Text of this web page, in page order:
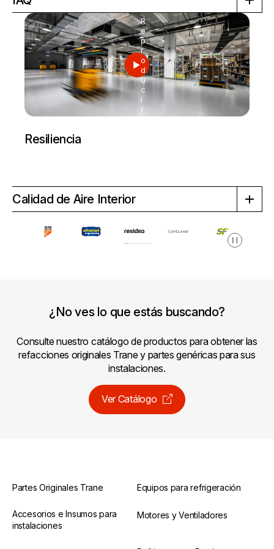
R
e
p
r
o
d
u
c
i
r
Resiliencia
Calidad de Aire Interior
Pausa
¿No ves lo que estás buscando?
Consulte nuestro catálogo de productos para obtener las
refacciones originales Trane y partes genéricas para sus
instalaciones.
Ver Catálogo
Partes Originales Trane Equipos para refrigeración
Accesorios e Insumos para
instalaciones
Motores y Ventiladores